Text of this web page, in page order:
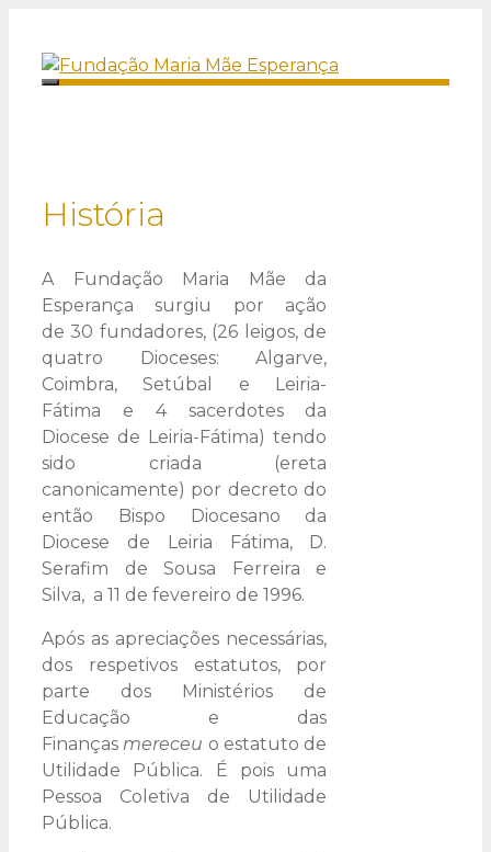
Menu
História
A Fundação Maria Mãe da
Esperança surgiu por ação
de 30 fundadores, (26 leigos, de
quatro Dioceses: Algarve,
Coimbra, Setúbal e Leiria-
Fátima e 4 sacerdotes da
Diocese de Leiria-Fátima) tendo
sido criada (ereta
canonicamente) por decreto do
então Bispo Diocesano da
Diocese de Leiria Fátima, D.
Serafim de Sousa Ferreira e
Silva, a 11 de fevereiro de 1996.
Após as apreciações necessárias,
dos respetivos estatutos, por
parte dos Ministérios de
Educação e das
Finanças mereceu o estatuto de
Utilidade Pública. É pois uma
Pessoa Coletiva de Utilidade
Pública.